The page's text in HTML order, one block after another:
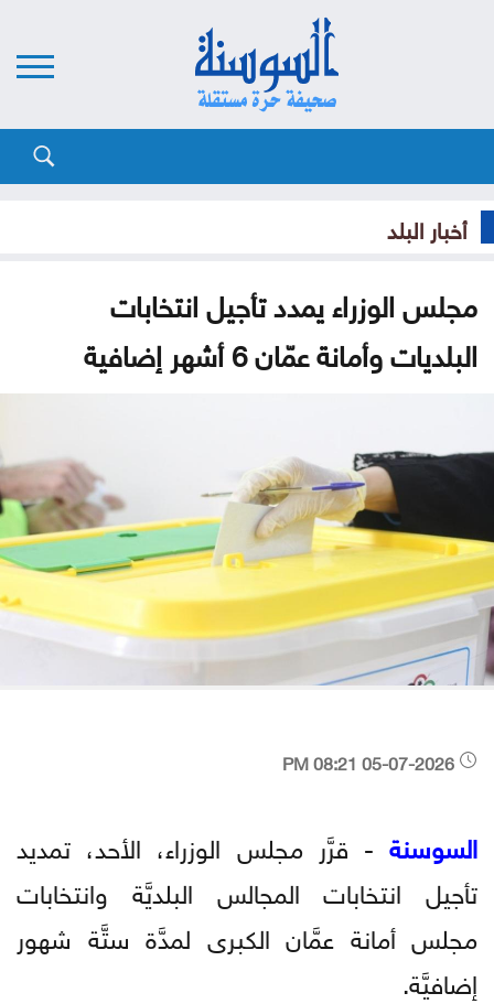
أخبار البلد
مجلس الوزراء يمدد تأجيل انتخابات
البلديات وأمانة عمّان 6 أشهر إضافية
السوسنة - قرَّر مجلس الوزراء، الأحد، تمديد
تأجيل انتخابات المجالس البلديَّة وانتخابات
مجلس أمانة عمَّان الكبرى لمدَّة ستَّة شهور
إضافيَّة.